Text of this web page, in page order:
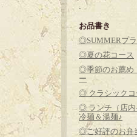
.
お品書き
◎SUMMERプ
◎夏の花コース
◎季節のお薦
ー
◎ クラシックコ
◎ ランチ（店内
冷麺＆湯麺♪
◎ご好評のお弁